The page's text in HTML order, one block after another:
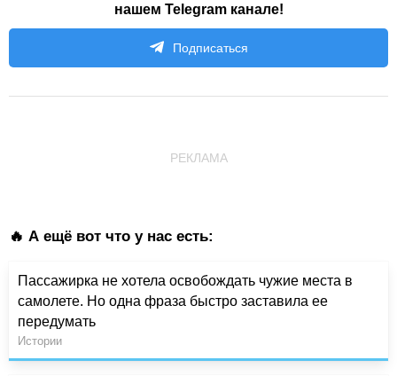
нашем Telegram канале!
Подписаться
РЕКЛАМА
🔥 А ещё вот что у нас есть:
Пассажирка не хотела освобождать чужие места в
самолете. Но одна фраза быстро заставила ее
передумать
Истории